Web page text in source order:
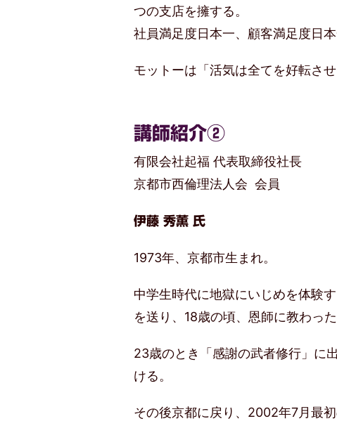
つの支店を擁する。
社員満足度日本一、顧客満足度日
モットーは「活気は全てを好転さ
講師紹介②
有限会社起福 代表取締役社長
京都市西倫理法人会 会員
伊藤 秀薫 氏
1973年、京都市生まれ。
中学生時代に地獄にいじめを体験
を送り、18歳の頃、恩師に教わっ
23歳のとき「感謝の武者修行」に
ける。
その後京都に戻り、2002年7月最